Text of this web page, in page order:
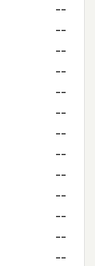
--
--
--
--
--
--
--
--
--
--
--
--
--